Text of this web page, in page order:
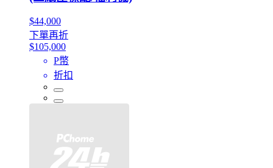
$44,000
下單再折
$105,000
P幣
折扣